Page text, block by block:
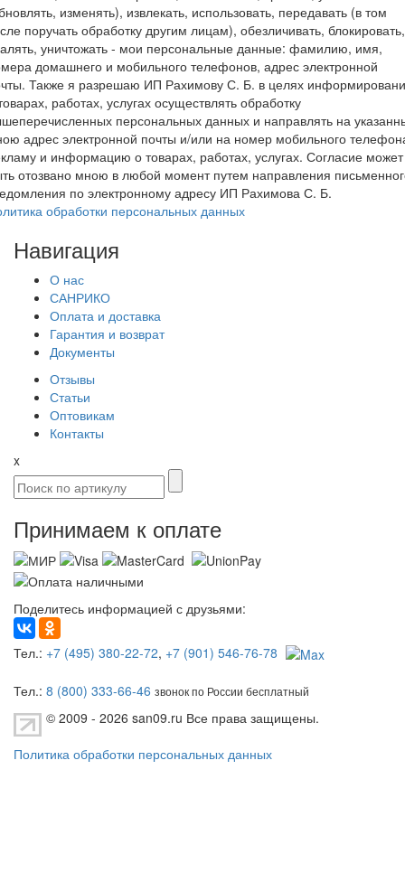
изменять), извлекать, использовать, передавать (в том
поручать обработку другим лицам), обезличивать, блокировать,
уничтожать - мои персональные данные: фамилию, имя,
домашнего и мобильного телефонов, адрес электронной
Также я разрешаю ИП Рахимову С. Б. в целях
работах, услугах осуществлять обработку
персональных данных и направлять на
адрес электронной почты и/или на номер мобильного
и информацию о товарах, работах, услугах. Согласие может
отозвано мною в любой момент путем направления
по электронному адресу ИП Рахимова С. Б.
обработки персональных данных
Навигация
О нас
САНРИКО
Оплата и доставка
Гарантия и возврат
Документы
Отзывы
Статьи
Оптовикам
Контакты
x
Принимаем к оплате
Поделитесь информацией с друзьями:
Тел.: +7 (495) 380-22-72, +7 (901) 546-76-78
Тел.: 8 (800) 333-66-46 звонок по России бесплатный
© 2009 - 2026 san09.ru Все права защищены.
Политика обработки персональных данных